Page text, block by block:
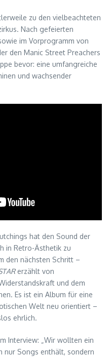
zu den vielbeachteten
Nach gefeierten
im Vorprogramm von
den Manic Street Preachers
bevor: eine umfangreiche
und wachsender
hat den Sound der
in Retro-Ästhetik zu
den nächsten Schritt –
erzählt von
und dem
Es ist ein Album für eine
Welt neu orientiert –
ehrlich.
Interview: „Wir wollten ein
nur Songs enthält, sondern